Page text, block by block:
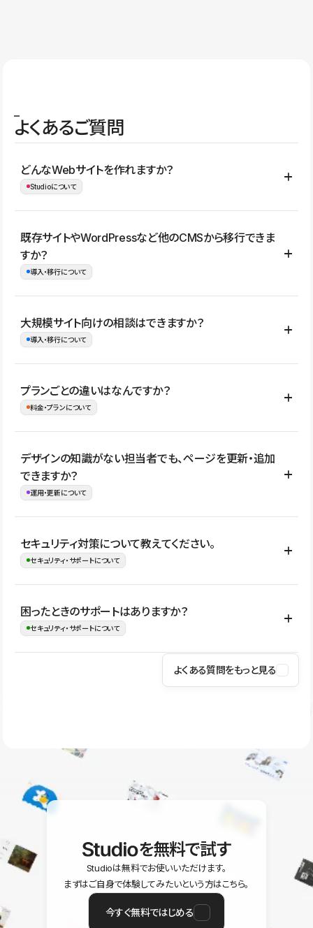
よくあるご質問
どんなWebサイトを作れますか？
Studioについて
コーポレートサイト、サービスサイト、LP、採用サイト、ブロ
グ・メディア、イベントサイト、店舗・商品紹介サイト、ポートフ
ォリオなど幅広く制作できます。
既存サイトやWordPressなど他のCMSから移行できま
すか？
導入・移行について
はい。既存サイトの構成やコンテンツ、URLを整理したうえで、
Studio上に再構築する形で移行できます。 WordPressの場合は、
イト全体のデザインや設定がそのまま移行されるわけではないた
め、移行後にページ構成やデザイン、CMS設計、URL・リダイレク
大規模サイト向けの相談はできますか？
導入・移行について
はい。アクセス規模が大きいサイトや、複数部門での運用、権限管
理、セキュリティ確認、既存システムとの連携など、個別の要件が
ない段階でも、お問い合わせください。
お問合せはこちら
プランごとの違いはなんですか？
料金・プランについて
公開ページ数、バージョン履歴の期間、CMS利用数の上限、権限
管理の有無などがプランごとに異なります。詳しくは料金プランペ
ージをご覧ください。
デザインの知識がない担当者でも、ページを更新・追加
できますか？
運用・更新について
はい。CMSやコンポーネントを活用して更新範囲を設計しておく
ことで、デザインを崩しにくい状態で運用できます。 さらにコン
ながらレイアウトに影響を与えずに更新作業を進めやすくなりま
す。
セキュリティ対策について教えてください。
セキュリティ・サポートについて
Studioでは、公開サイトやサービスを安全に利用できるよう、通信
の暗号化、データ保護、アクセス管理、脆弱性対策など、複数の観
はSSL/TLSによる通信暗号化に対応しており、悪質なスクリプトの
困ったときのサポートはありますか？
セキュリティ・サポートについて
操作方法や機能については、ヘルプセンターでご確認いただけま
ユーザー同士で質問・相談できるコミュニティもご利用ください。
よくある質問をもっと見る
を無料で試す
Studioは無料でお使いいただけます。
まずはご自身で体験してみたいという方はこちら。
今すぐ無料ではじめる